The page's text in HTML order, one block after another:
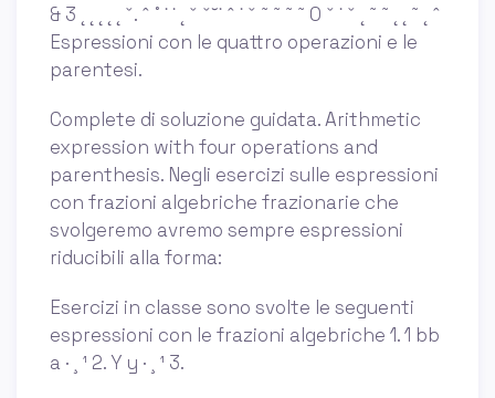
& 3 ˛ ˛ ˛ ˛ ˛ ˇ. ˆ ˚ ˙ ˙ ˛ ˇ ˇ˘˙ ˆ ˙ ˇ ˜ ˜ ˜ ˜ 0 ˇ ˙ ˇ ˛ ˜ ˜ ˛ ˛ ˜ ˛ ˆ
Espressioni con le quattro operazioni e le
parentesi.
Complete di soluzione guidata. Arithmetic
expression with four operations and
parenthesis. Negli esercizi sulle espressioni
con frazioni algebriche frazionarie che
svolgeremo avremo sempre espressioni
riducibili alla forma:
Esercizi in classe sono svolte le seguenti
espressioni con le frazioni algebriche 1. 1 bb
a · ¸ ¹ 2. Y y · ¸ ¹ 3.